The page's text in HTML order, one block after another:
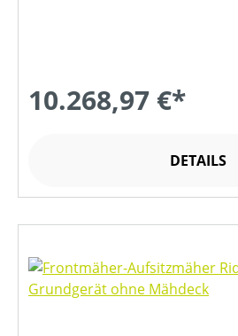
10.268,97 €*
DETAILS